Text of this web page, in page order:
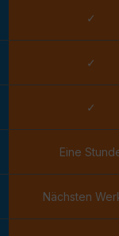
✓
✓
✓
Eine
Nächsten